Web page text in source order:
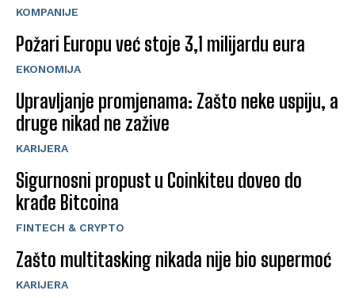
KOMPANIJE
Požari Europu već stoje 3,1 milijardu eura
EKONOMIJA
Upravljanje promjenama: Zašto neke uspiju, a
druge nikad ne zažive
KARIJERA
Sigurnosni propust u Coinkiteu doveo do
krađe Bitcoina
FINTECH & CRYPTO
Zašto multitasking nikada nije bio supermoć
KARIJERA